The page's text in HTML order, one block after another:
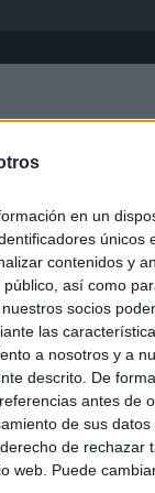
en un
únicos
contenidos y
así como
socios
las
a nosotros y a
descrito. De
antes de
de sus
de rechazar
web. Puede
de
del